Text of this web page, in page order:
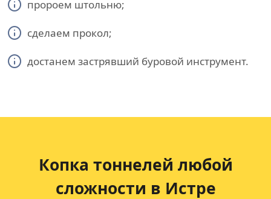
пророем штольню;
сделаем прокол;
достанем застрявший буровой инструмент.
Копка тоннелей любой
сложности в Истре